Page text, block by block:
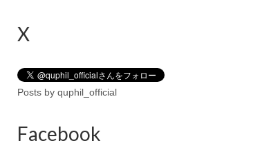
X
Posts by quphil_official
Facebook